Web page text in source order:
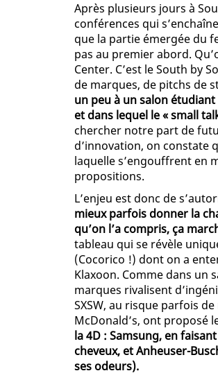
Après plusieurs jours à
conférences qui
que la partie émergée du
pas au premier abord.
Center. C’est le South by
de marques, de pitchs de
un peu à un salon
et dans lequel le « small
chercher notre part de
d’innovation, on constate
laquelle s’engouffrent en
propositions.
L’enjeu est donc de
mieux parfois donner la
qu’on l’a compris, ça
tableau qui se révèle
(Cocorico !) dont on a
Klaxoon. Comme dans un
marques rivalisent
SXSW, au risque parfois
McDonald’s, ont proposé
la 4D : Samsung, en
cheveux, et Anheuser-
ses odeurs).